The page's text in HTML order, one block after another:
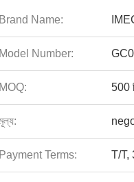
Brand Name:
Model Number:
MOQ: 500
Payment Terms: T/T,